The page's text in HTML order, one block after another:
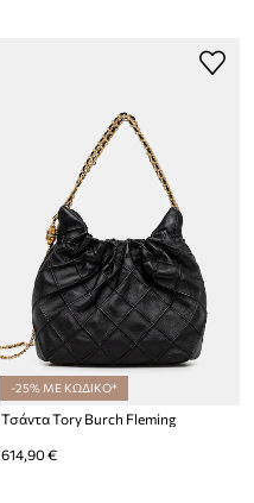
-25% ΜΕ ΚΩΔΙΚΟ*
Τσάντα Tory Burch Fleming
614,90 €